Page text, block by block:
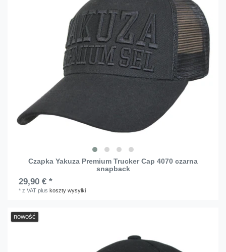
Czapka Yakuza Premium Trucker Cap 4070 czarna
snapback
29,90 € *
*z VAT pluskoszty wysyłki
nowość